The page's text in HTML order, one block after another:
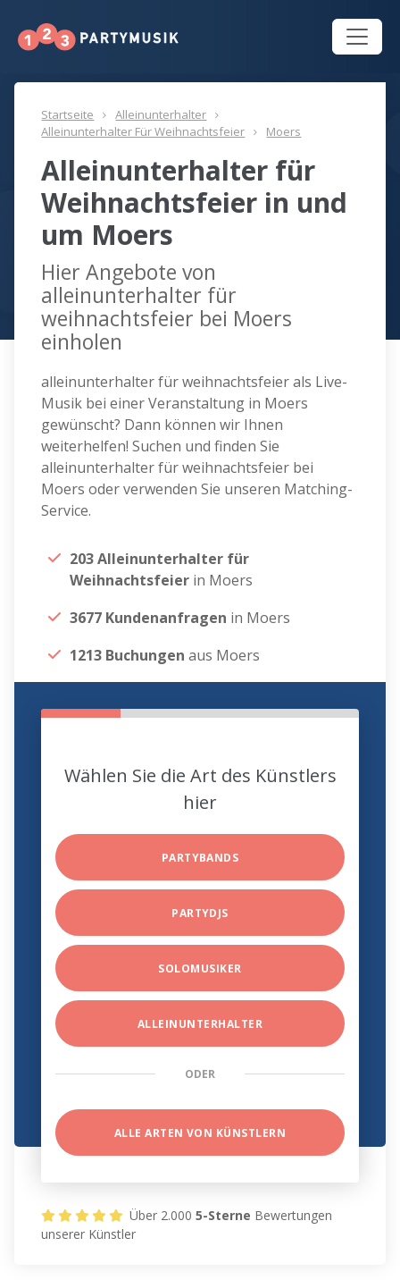
Startseite
Alleinunterhalter
Alleinunterhalter Für Weihnachtsfeier
Moers
Alleinunterhalter für
Weihnachtsfeier in und
um Moers
Hier Angebote von
alleinunterhalter für
weihnachtsfeier bei Moers
einholen
alleinunterhalter für weihnachtsfeier als Live-
Musik bei einer Veranstaltung in Moers
gewünscht? Dann können wir Ihnen
weiterhelfen! Suchen und finden Sie
alleinunterhalter für weihnachtsfeier bei
Moers oder verwenden Sie unseren Matching-
Service.
203 Alleinunterhalter für
Weihnachtsfeier in Moers
3677 Kundenanfragen in Moers
1213 Buchungen aus Moers
Wählen Sie die Art des Künstlers
hier
PARTYBANDS
PARTYDJS
SOLOMUSIKER
ALLEINUNTERHALTER
ODER
ALLE ARTEN VON KÜNSTLERN
Über 2.0005-Sterne Bewertungen
unserer Künstler